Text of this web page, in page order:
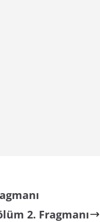
2. Fragmanı